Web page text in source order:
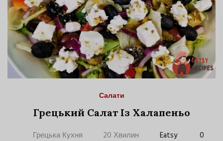
Салати
Грецький Салат Із Халапеньо
Грецька Кухня 20 Хвилин Eatsy 0